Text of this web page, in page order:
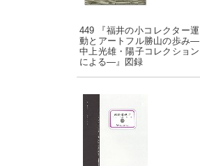
449 『福井の小コレクター運
動とアートフル勝山の歩み―
中上光雄・陽子コレクション
による―』図録